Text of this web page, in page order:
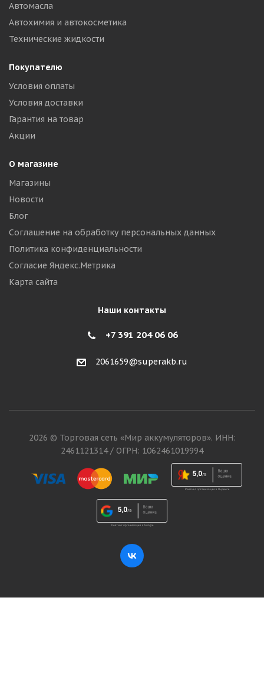
Автомасла
Автохимия и автокосметика
Технические жидкости
Покупателю
Условия оплаты
Условия доставки
Гарантия на товар
Акции
О магазине
Магазины
Новости
Блог
Соглашение на обработку персональных данных
Политика конфиденциальности
Согласие Яндекс.Метрика
Карта сайта
Наши контакты
+7 391 204 06 06
2061659@superakb.ru
2026 © Торговая сеть «Мир аккумуляторов». ИНН:
2461121314 / ОГРН: 1062461019994